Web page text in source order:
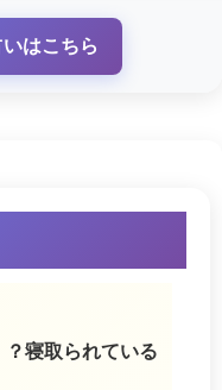
はこちら
寝取られている